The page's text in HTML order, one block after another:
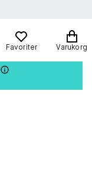
Favoriter Varukorg